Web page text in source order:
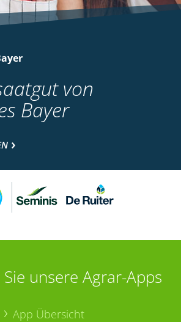
von
Bayer
unsere Agrar-Apps
App Übersicht